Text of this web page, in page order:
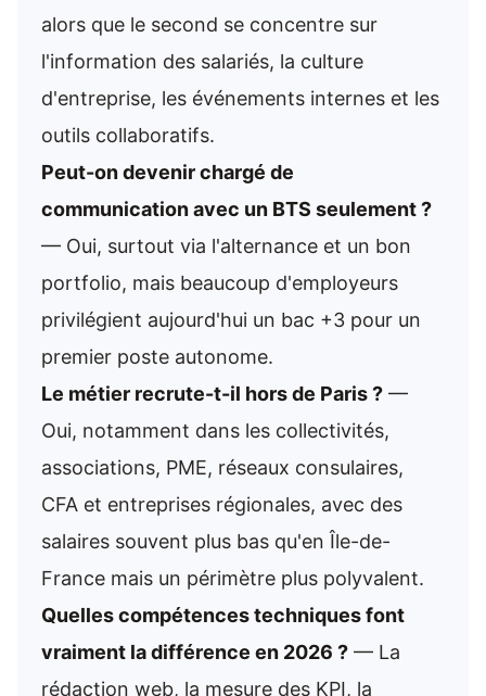
alors que le second se concentre sur
l'information des salariés, la culture
d'entreprise, les événements internes et les
outils collaboratifs.
Peut-on devenir chargé de
communication avec un BTS seulement ?
— Oui, surtout via l'alternance et un bon
portfolio, mais beaucoup d'employeurs
privilégient aujourd'hui un bac +3 pour un
premier poste autonome.
Le métier recrute-t-il hors de Paris ? —
Oui, notamment dans les collectivités,
associations, PME, réseaux consulaires,
CFA et entreprises régionales, avec des
salaires souvent plus bas qu'en Île-de-
France mais un périmètre plus polyvalent.
Quelles compétences techniques font
vraiment la différence en 2026 ? — La
rédaction web, la mesure des KPI, la